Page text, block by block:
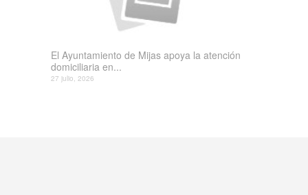
El Ayuntamiento de Mijas apoya la atención
domiciliaria en...
27 julio, 2026